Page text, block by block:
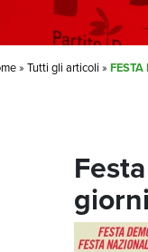
» Tutti gli articoli »
giorni